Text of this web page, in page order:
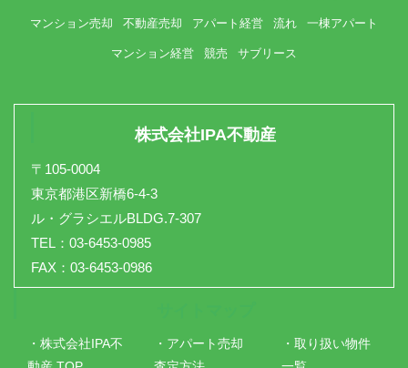
マンション売却 不動産売却 アパート経営 流れ 一棟アパート
マンション経営 競売 サブリース
株式会社IPA不動産
〒105-0004
東京都港区新橋6-4-3
ル・グラシエルBLDG.7-307
TEL：03-6453-0985
FAX：03-6453-0986
・株式会社IPA不
・アパート売却
・取り扱い物件